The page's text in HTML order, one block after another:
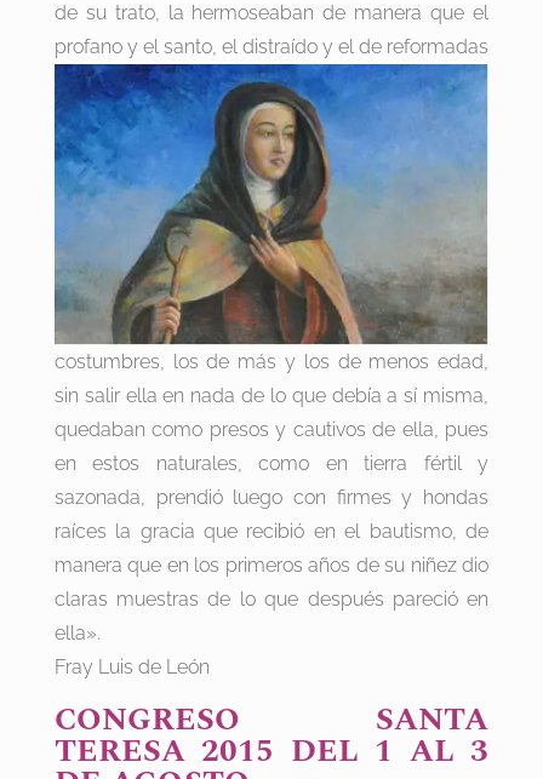
de su trato, la hermoseaban de manera que el
profano y el santo, el distraído y el de reformadas
costumbres, los de más y los de menos edad,
sin salir ella en nada de lo que debía a sí misma,
quedaban como presos y cautivos de ella, pues
en estos naturales, como en tierra fértil y
sazonada, prendió luego con firmes y hondas
raíces la gracia que recibió en el bautismo, de
manera que en los primeros años de su niñez dio
claras muestras de lo que después pareció en
ella».
Fray Luis de León
CONGRESO SANTA
TERESA 2015 DEL 1 AL 3